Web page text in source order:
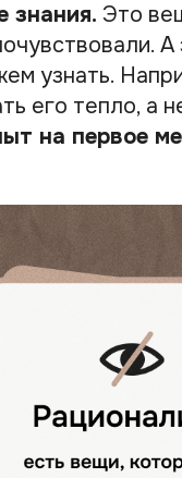
знания. Это
А
узнать.
его тепло, а
на первое